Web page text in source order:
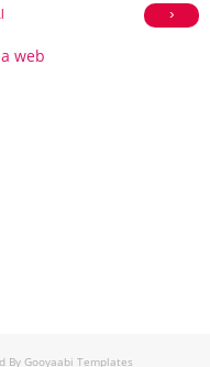
›
web
ByGooyaabi Templates